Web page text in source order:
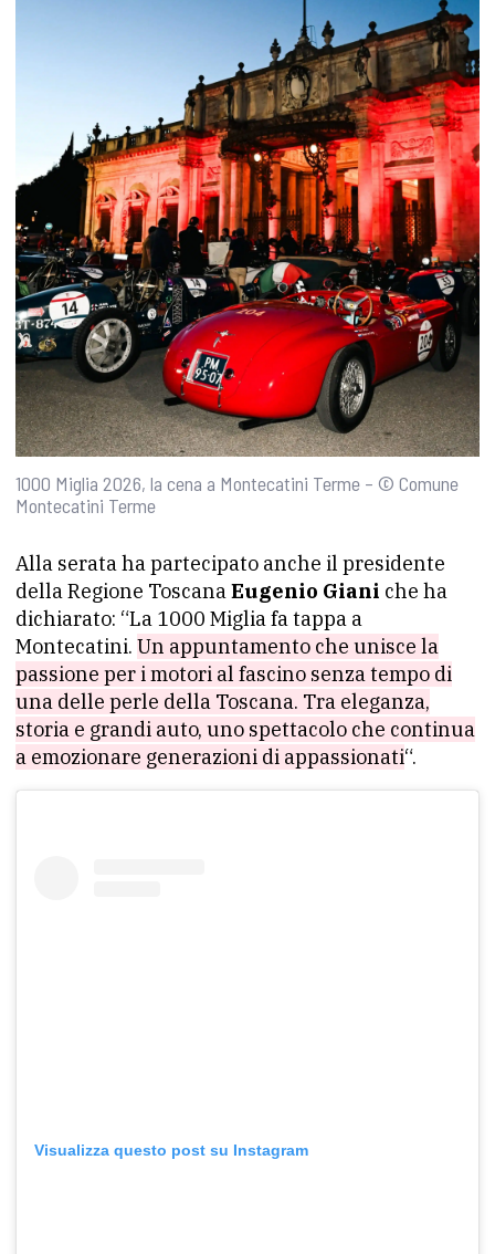
1000 Miglia 2026, la cena a Montecatini Terme – © Comune
Montecatini Terme
Alla serata ha partecipato anche il presidente
della Regione ToscanaEugenio Giani che ha
dichiarato: “La 1000 Miglia fa tappa a
Montecatini. Un appuntamento che unisce la
passione per i motori al fascino senza tempo di
una delle perle della Toscana. Tra eleganza,
storia e grandi auto, uno spettacolo che continua
a emozionare generazioni di appassionati“.
Visualizza questo post su Instagram